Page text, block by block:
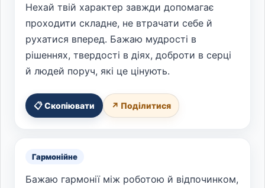
Нехай твій характер завжди допомагає
проходити складне, не втрачати себе й
рухатися вперед. Бажаю мудрості в
рішеннях, твердості в діях, доброти в серці
й людей поруч, які це цінують.
📋 Скопіювати ↗ Поділитися
Гармонійне
Бажаю гармонії між роботою й відпочинком,